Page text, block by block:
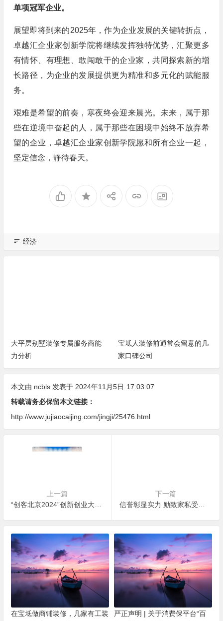
单项冠军企业。
展望即将到来的2025年，作为企业发展的关键转折点，
卓越汇企业家创新学院将继续发挥独特优势，汇聚更多
有情怀、有理想、敢闯敢干的企业家，共同探索新的增
长路径，为企业的发展提供更为精准和多元化的赋能服
务。
艰难是希望的前奏，寒夜终会迎来晨光。未来，属于那
些在逆境中奋起的人，属于那些在困境中始终不放弃希
望的企业，卓越汇企业家创新学院愿和所有企业一起，
坚定信念，静待春天。
经济
大平层别墅装修专属服务商能
力分析
宝坻人装修前通常会留意的几
家口碑公司
本文由 ncbls发表于 2024年11月5日 17:03:07
转载请务必保留本文链接：
http://www.jujiaocaijing.com/jingji/25476.html
上一篇
“创客北京2024”创新创业大赛 京东方•生命科技医药健康专项赛决赛圆满落幕
下一篇
在宝坻做商铺装修，几家有工装
严正声明 | 关于消费保平台“百